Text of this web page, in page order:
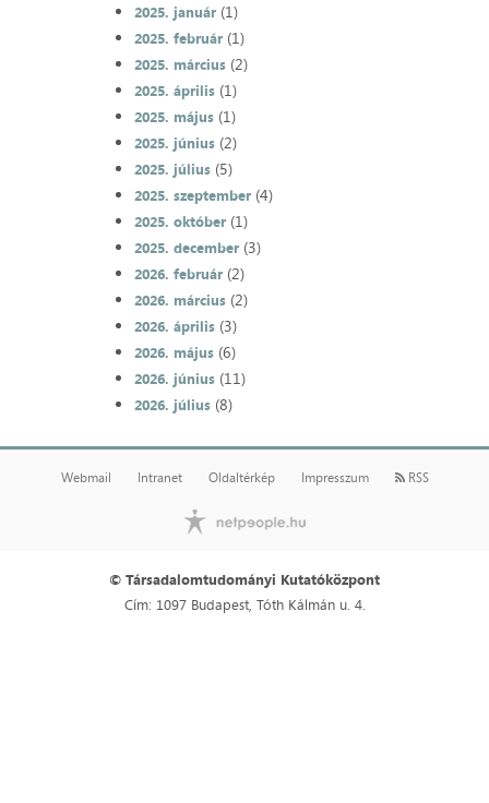
2025. január(1)
2025. február(1)
2025. március(2)
2025. április(1)
2025. május(1)
2025. június(2)
2025. július(5)
2025. szeptember(4)
2025. október(1)
2025. december(3)
2026. február(2)
2026. március(2)
2026. április(3)
2026. május(6)
2026. június(11)
2026. július(8)
Webmail Intranet Oldaltérkép Impresszum RSS
© Társadalomtudományi Kutatóközpont
Cím: 1097 Budapest, Tóth Kálmán u. 4.